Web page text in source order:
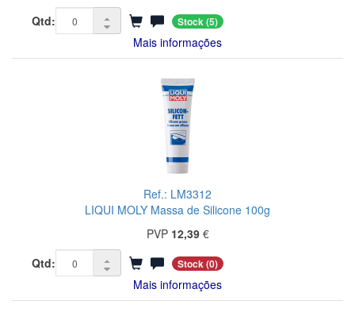
Qtd:
Stock(5)
Mais informações
Ref.: LM3312
LIQUI MOLY Massa de Silicone 100g
PVP 12,39€
Qtd:
Stock(0)
Mais informações